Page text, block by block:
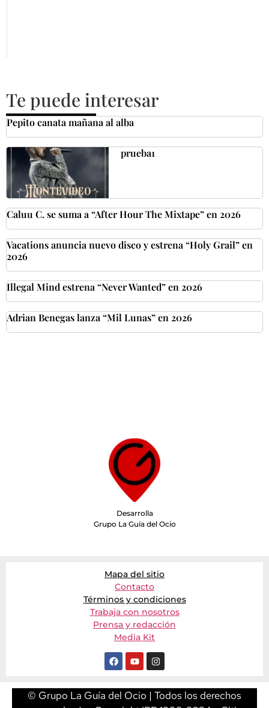
Te puede interesar
Pepito canata mañana al alba
prueba1
Caluu C. se suma a “After Hour The Mixtape” en 2026
Vacations anuncia nuevo disco y estrena “Holy Grail” en
2026
Illegal Mind estrena “Never Wanted” en 2026
Adrian Benegas lanza “Mil Lunas” en 2026
Desarrolla
Grupo La Guía del Ocio
Mapa del sitio
Contacto
Términos y condiciones
Trabaja con nosotros
Prensa y redacción
Media Kit
© Grupo La Guía del Ocio | Todos los derechos